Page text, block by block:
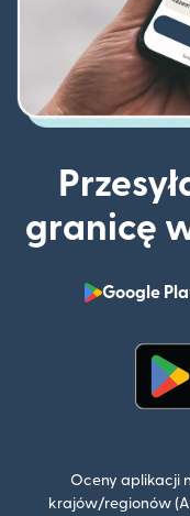
granicę
Google
Oceny aplikacji
krajów/regionów